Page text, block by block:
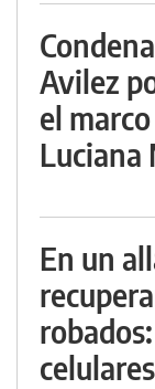
Avilez
el
Luciana
En un